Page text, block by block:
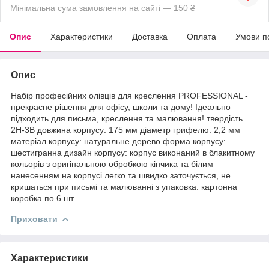
Мінімальна сума замовлення на сайті — 150 ₴
Опис Характеристики Доставка Оплата Умови
Опис
Набір професійних олівців для креслення PROFESSIONAL -
прекрасне рішення для офісу, школи та дому! Ідеально
підходить для письма, креслення та малювання! твердість
2H-3B довжина корпусу: 175 мм діаметр грифелю: 2,2 мм
матеріал корпусу: натуральне дерево форма корпусу:
шестигранна дизайн корпусу: корпус виконаний в блакитному
кольорів з оригінальною обробкою кінчика та білим
нанесенням на корпусі легко та швидко заточується, не
кришаться при письмі та малюванні з упаковка: картонна
коробка по 6 шт.
Приховати
Характеристики